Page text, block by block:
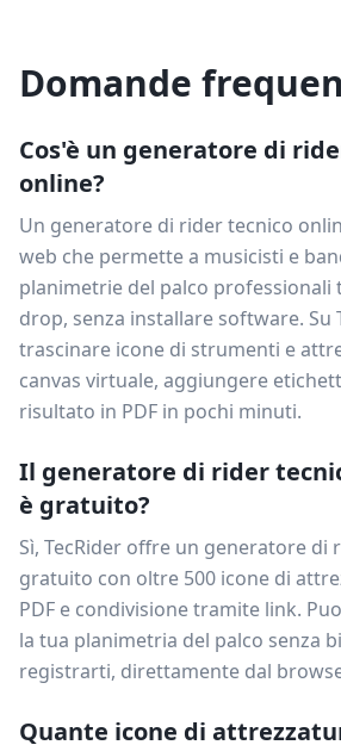
Domande
Cos'è un generatore di
online?
Un generatore di rider tecnico
web che permette a musicisti e
planimetrie del palco professionali
drop, senza installare software. Su
trascinare icone di strumenti e
canvas virtuale, aggiungere
risultato in PDF in pochi minuti.
Il generatore di rider
è gratuito?
Sì, TecRider offre un generatore di
gratuito con oltre 500 icone di
PDF e condivisione tramite link.
la tua planimetria del palco senza
registrarti, direttamente dal
Quante icone di